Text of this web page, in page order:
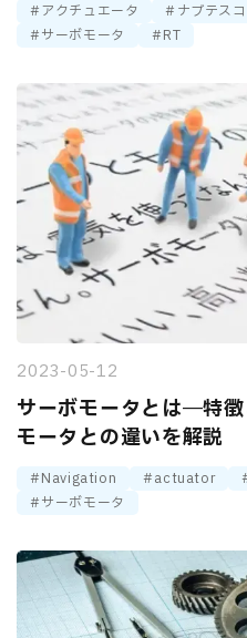
アクチュエータ ナブテス
サーボモータ
RT
2023-05-12
サーボモータとは―特
モータとの違いを解説
Navigation actuator
サーボモータ